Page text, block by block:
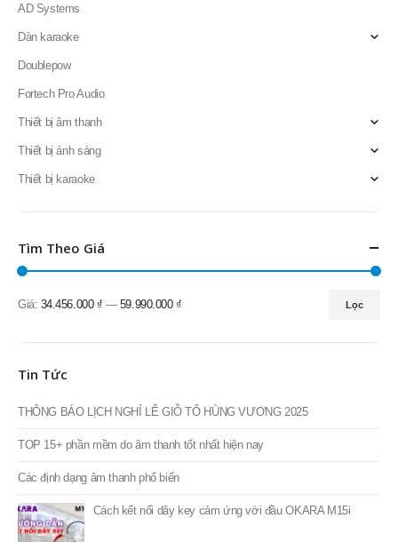
AD Systems
Dàn karaoke
Doublepow
Fortech Pro Audio
Thiết bị âm thanh
Thiết bị ánh sáng
Thiết bị karaoke
Tìm Theo Giá
Lọc
Giá: 34.456.000 ₫ — 59.990.000 ₫
Tin Tức
THÔNG BÁO LỊCH NGHỈ LỄ GIỖ TỔ HÙNG VƯƠNG 2025
TOP 15+ phần mềm do âm thanh tốt nhất hiện nay
Các định dạng âm thanh phổ biến
Cách kết nối dây key cảm ứng với đầu OKARA M15i